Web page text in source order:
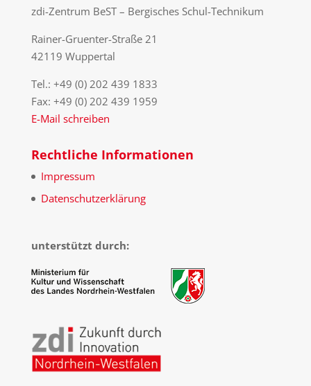
zdi-Zentrum BeST – Bergisches Schul-Technikum
Rainer-Gruenter-Straße 21
42119 Wuppertal
Tel.: +49 (0) 202 439 1833
Fax: +49 (0) 202 439 1959
E-Mail schreiben
Rechtliche Informationen
Impressum
Datenschutzerklärung
unterstützt durch: